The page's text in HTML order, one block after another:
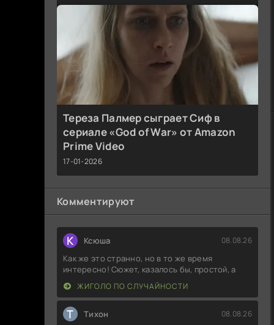
Тереза Палмер сыграет Сиф в
сериале «God of War» от Amazon
Prime Video
17-01-2026
Комментируют
К Ксюша 08.08.26
Как же это странно, но в то же время
интересно! Сюжет, казалось бы, простой, а
ЖИГОЛО ПО СЛУЧАЙНОСТИ
Т Тихон 08.08.26